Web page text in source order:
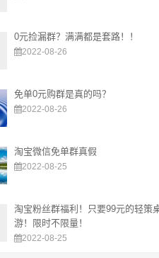
0元捡漏群？满满都是套路！！
2022-08-26
免单0元购群是真的吗？
2022-08-26
淘宝微信免单群真假
2022-08-25
淘宝粉丝群福利！只要99元的轻策
游！限时不限量！
2022-08-25